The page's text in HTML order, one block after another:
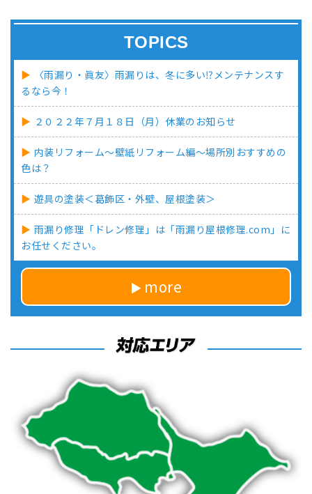
TOPICS
〈雨漏り・眞友〉雨漏りは、冬に多い⁉メンテナンスす
るなら今！
２０２２年７月１８日（月）休業のお知らせ
内装リフォーム～壁紙リフォーム編～場所別おすすめの
色は？
遊具の塗装＜葛飾区・外壁、屋根塗装＞
雨漏り修理「ドレン修理」は「雨漏り屋根修理.com」に
お任せください。
more